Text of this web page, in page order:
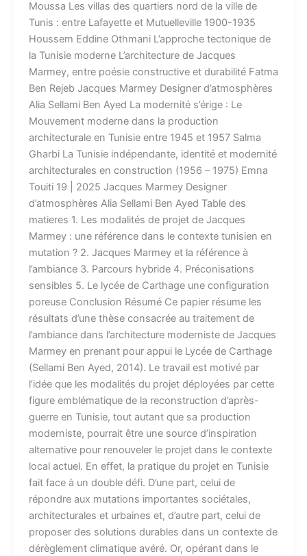
Moussa Les villas des quartiers nord de la ville de
Tunis : entre Lafayette et Mutuelleville 1900-1935
Houssem Eddine Othmani L’approche tectonique de
la Tunisie moderne L’architecture de Jacques
Marmey, entre poésie constructive et durabilité Fatma
Ben Rejeb Jacques Marmey Designer d’atmosphères
Alia Sellami Ben Ayed La modernité s’érige : Le
Mouvement moderne dans la production
architecturale en Tunisie entre 1945 et 1957 Salma
Gharbi La Tunisie indépendante, identité et modernité
architecturales en construction (1956 – 1975) Emna
Touiti 19 | 2025 Jacques Marmey Designer
d’atmosphères Alia Sellami Ben Ayed Table des
matieres 1. Les modalités de projet de Jacques
Marmey : une référence dans le contexte tunisien en
mutation ? 2. Jacques Marmey et la référence à
l’ambiance 3. Parcours hybride 4. Préconisations
sensibles 5. Le lycée de Carthage une configuration
poreuse Conclusion Résumé Ce papier résume les
résultats d’une thèse consacrée au traitement de
l’ambiance dans l’architecture moderniste de Jacques
Marmey en prenant pour appui le Lycée de Carthage
(Sellami Ben Ayed, 2014). Le travail est motivé par
l’idée que les modalités du projet déployées par cette
figure emblématique de la reconstruction d’après-
guerre en Tunisie, tout autant que sa production
moderniste, pourrait être une source d’inspiration
alternative pour renouveler le projet dans le contexte
local actuel. En effet, la pratique du projet en Tunisie
fait face à un double défi. D’une part, celui de
répondre aux mutations importantes sociétales,
architecturales et urbaines et, d’autre part, celui de
proposer des solutions durables dans un contexte de
dérèglement climatique avéré. Or, opérant dans le